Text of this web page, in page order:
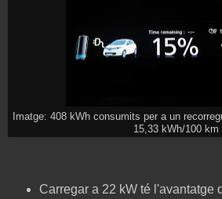
Imatge: 408 kWh consumits per a un
15,33 kWh/100 km
Carregar a 22 kW té l'avantatge